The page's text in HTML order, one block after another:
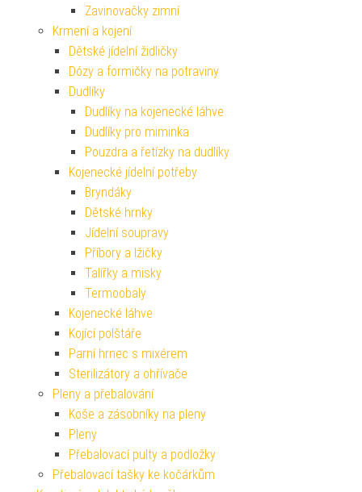
Zavinovačky zimní
Krmení a kojení
Dětské jídelní židličky
Dózy a formičky na potraviny
Dudlíky
Dudlíky na kojenecké láhve
Dudlíky pro miminka
Pouzdra a řetízky na dudlíky
Kojenecké jídelní potřeby
Bryndáky
Dětské hrnky
Jídelní soupravy
Příbory a lžičky
Talířky a misky
Termoobaly
Kojenecké láhve
Kojící polštáře
Parní hrnec s mixérem
Sterilizátory a ohřívače
Pleny a přebalování
Koše a zásobníky na pleny
Pleny
Přebalovací pulty a podložky
Přebalovací tašky ke kočárkům